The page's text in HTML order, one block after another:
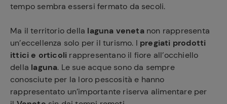
tempo sembra essersi fermato da secoli.
Ma il territorio della laguna venetanon rappresenta
un’eccellenza solo per il turismo. I pregiati prodotti
ittici e orticoli rappresentano il fiore all’occhiello
della laguna. Le sue acque sono da sempre
conosciute per la loro pescosità e hanno
rappresentato un’importante riserva alimentare per